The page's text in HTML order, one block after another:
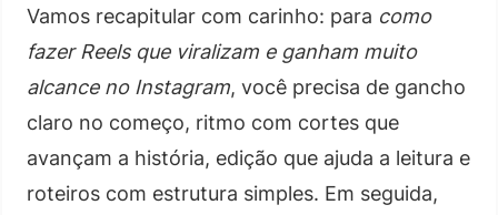
Vamos recapitular com carinho: para como
fazer Reels que viralizam e ganham muito
alcance no Instagram, você precisa de gancho
claro no começo, ritmo com cortes que
avançam a história, edição que ajuda a leitura e
roteiros com estrutura simples. Em seguida,